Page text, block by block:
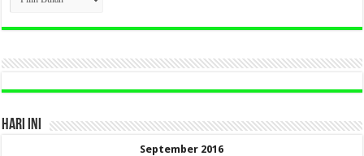
BERITA
LAMA
DI
HARI INI
September 2016